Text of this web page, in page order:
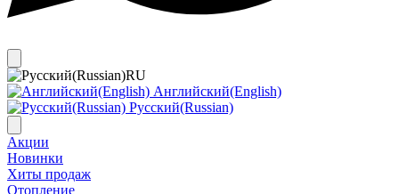
RU
Английский(English)
Русский(Russian)
Акции
Новинки
Хиты продаж
Отопление